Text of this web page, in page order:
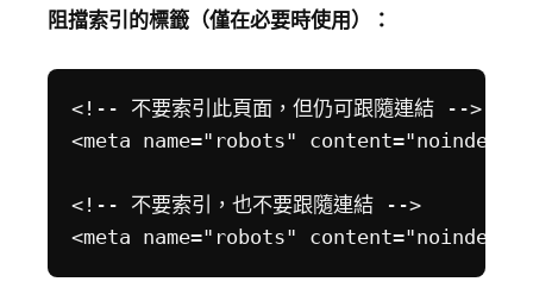
阻擋索引的標籤（僅在必要時使用）：
<!-- 不要索引此頁面，但仍可跟隨連結 -->
<meta name="robots" content="noindex,
<!-- 不要索引，也不要跟隨連結 -->